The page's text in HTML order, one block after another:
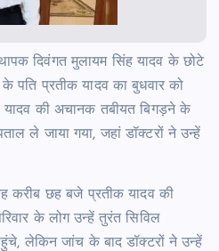
दिवंगत मुलायम सिंह यादव के छोटे
पति प्रतीक यादव का बुधवार को
यादव की अचानक तबीयत बिगड़ने के
ले जाया गया, जहां डॉक्टरों ने उन्हें
करीब छह बजे प्रतीक यादव की
के लोग उन्हें तुरंत सिविल
लेकिन जांच के बाद डॉक्टरों ने उन्हें